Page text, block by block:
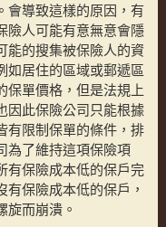
會導致這樣的原因，有
險人可能有意無意會隱
能的搜集被保險人的資
如居住的區域或郵遞區
保單價格，但是法規上
因此保險公司只能根據
有限制保單的條件，排
為了維持這項保險項
有保險成本低的保戶完
保險成本低的保戶，
旋而崩潰。